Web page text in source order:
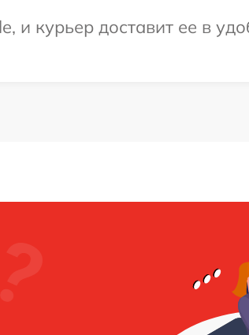
курьер доставит ее в